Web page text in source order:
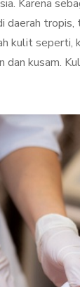
Karena
daerah tropis,
kulit seperti,
dan kusam.